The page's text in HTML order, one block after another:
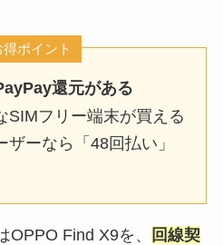
ポイント
還元がある
SIMフリー端末が買える
ザーなら「48回払い」
OPPO Find X9を、
回線契